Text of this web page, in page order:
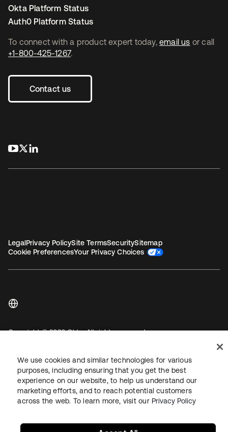
To connect with a product expert today, email us or call
+1-800-425-1267.
Contact us
se abre en una pestaña nueva
se abre en una pestaña nueva
Okta Platform Status
Auth0 Platform Status
LegalPrivacy PolicySite TermsSecuritySitemap
Cookie PreferencesYour Privacy Choices
Copyright © 2026 Okta. All rights reserved.
We use cookies and similar technologies for various
purposes, including ensuring that you get the best
experience on our website, to help us understand our
marketing efforts, and to reach potential customers
across the web. To learn more, visit our Privacy Policy